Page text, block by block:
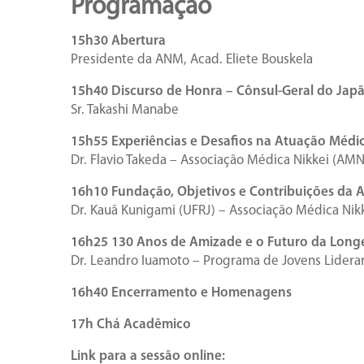
Programação
15h30 Abertura
Presidente da ANM, Acad. Eliete Bouskela
15h40 Discurso de Honra – Cônsul-Geral do
Sr. Takashi Manabe
15h55 Experiências e Desafios na Atuação
Dr. Flavio Takeda – Associação Médica Nikkei
16h10 Fundação, Objetivos e Contribuições da
Dr. Kauã Kunigami (UFRJ) – Associação Médica
16h25 130 Anos de Amizade e o Futuro da
Dr. Leandro Iuamoto – Programa de Jovens
16h40 Encerramento e Homenagens
17h Chá Acadêmico
Link para a sessão online: